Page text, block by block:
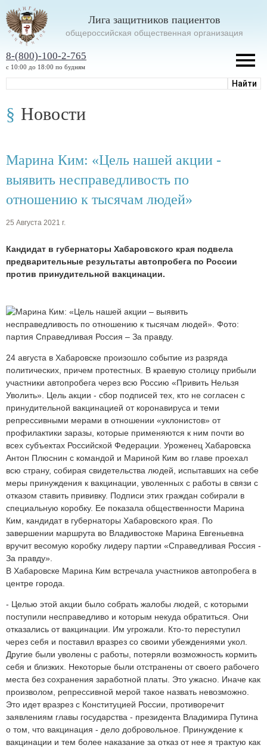
Лига защитников пациентов
oбщероссийская общественная организация
8-(800)-100-2-765
с 10:00 до 18:00 по будням
Новости
Марина Ким: «Цель нашей акции -
выявить несправедливость по
отношению к тысячам людей»
25 Августа 2021 г.
Кандидат в губернаторы Хабаровского края подвела
предварительные результаты автопробега по России
против принудительной вакцинации.
24 августа в Хабаровске произошло событие из разряда
политических, причем протестных. В краевую столицу прибыли
участники автопробега через всю Россию «Привить Нельзя
Уволить». Цель акции - сбор подписей тех, кто не согласен с
принудительной вакцинацией от коронавируса и теми
репрессивными мерами в отношении «уклонистов» от
профилактики заразы, которые применяются к ним почти во
всех субъектах Российской Федерации. Уроженец Хабаровска
Антон Плюснин с командой и Мариной Ким во главе проехал
всю страну, собирая свидетельства людей, испытавших на себе
меры принуждения к вакцинации, уволенных с работы в связи с
отказом ставить прививку. Подписи этих граждан собирали в
специальную коробку. Ее показала общественности Марина
Ким, кандидат в губернаторы Хабаровского края. По
завершении маршрута во Владивостоке Марина Евгеньевна
вручит весомую коробку лидеру партии «Справедливая Россия -
За правду».
В Хабаровске Марина Ким встречала участников автопробега в
центре города.
- Целью этой акции было собрать жалобы людей, с которыми
поступили несправедливо и которым некуда обратиться. Они
отказались от вакцинации. Им угрожали. Кто-то переступил
через себя и поставил вразрез со своими убеждениями укол.
Другие были уволены с работы, потеряли возможность кормить
себя и близких. Некоторые были отстранены от своего рабочего
места без сохранения заработной платы. Это ужасно. Иначе как
произволом, репрессивной мерой такое назвать невозможно.
Это идет вразрез с Конституцией России, противоречит
заявлениям главы государства - президента Владимира Путина
о том, что вакцинация - дело добровольное. Принуждение к
вакцинации и тем более наказание за отказ от нее я трактую как